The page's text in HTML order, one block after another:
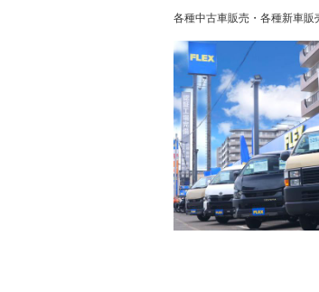
LEDヘッドランプ
ETC
－ ランフラットタイヤ
フルフラットシート
－ シートヒーター
－ フロントカメラ
－ ルーフレール
各種中古車販売・各種新車販